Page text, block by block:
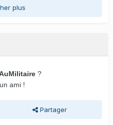
plus
?
ami !
Partager